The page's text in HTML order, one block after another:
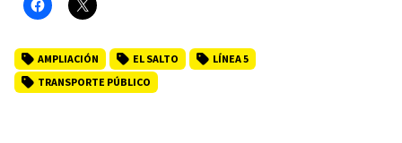
AMPLIACIÓN EL SALTO
LÍNEA 5
TRANSPORTE PÚBLICO